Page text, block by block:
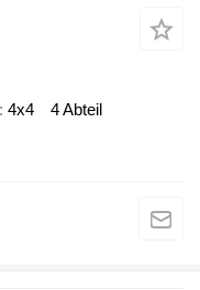
4x4 4 Abteil